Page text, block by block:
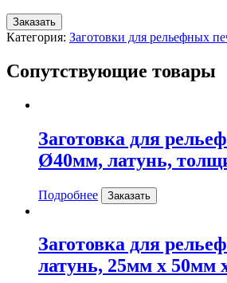
Заказать
Категория: Заготовки для рельефных
Сопутствующие товары
Заготовка для
Ø40мм, латунь,
Подробнее Заказать
Заготовка для
латунь, 25мм х 50мм